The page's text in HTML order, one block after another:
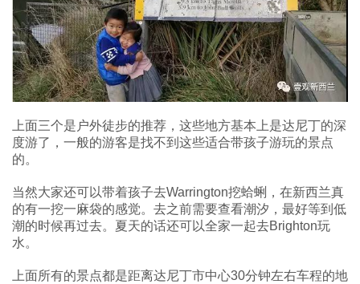
上面三个是户外徒步的推荐，这些地方基本上是达尼丁的深
度游了，一般的游客是找不到这些适合带孩子游玩的景点
的。
当然大家还可以带着孩子去Warrington挖蛤蜊，在新西兰真
的有一挖一麻袋的感觉。去之前需要查看潮汐，最好等到低
潮的时候再过去。夏天的话还可以全家一起去Brighton玩
水。
上面所有的景点都是距离达尼丁市中心30分钟左右车程的地